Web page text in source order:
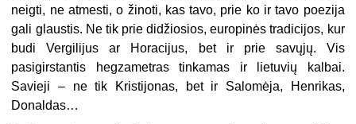
neigti, ne atmesti, o žinoti, kas tavo, prie ko ir tavo poezija
gali glaustis. Ne tik prie didžiosios, europinės tradicijos, kur
budi Vergilijus ar Horacijus, bet ir prie savųjų. Vis
pasigirstantis hegzametras tinkamas ir lietuvių kalbai.
Savieji – ne tik Kristijonas, bet ir Salomėja, Henrikas,
Donaldas…